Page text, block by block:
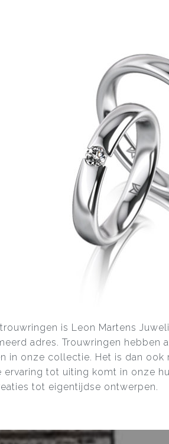
is Leon Martens
adres. Trouwringen hebben
in onze collectie. Het is dan
ervaring tot uiting komt in onze
tot eigentijdse ontwerpen.